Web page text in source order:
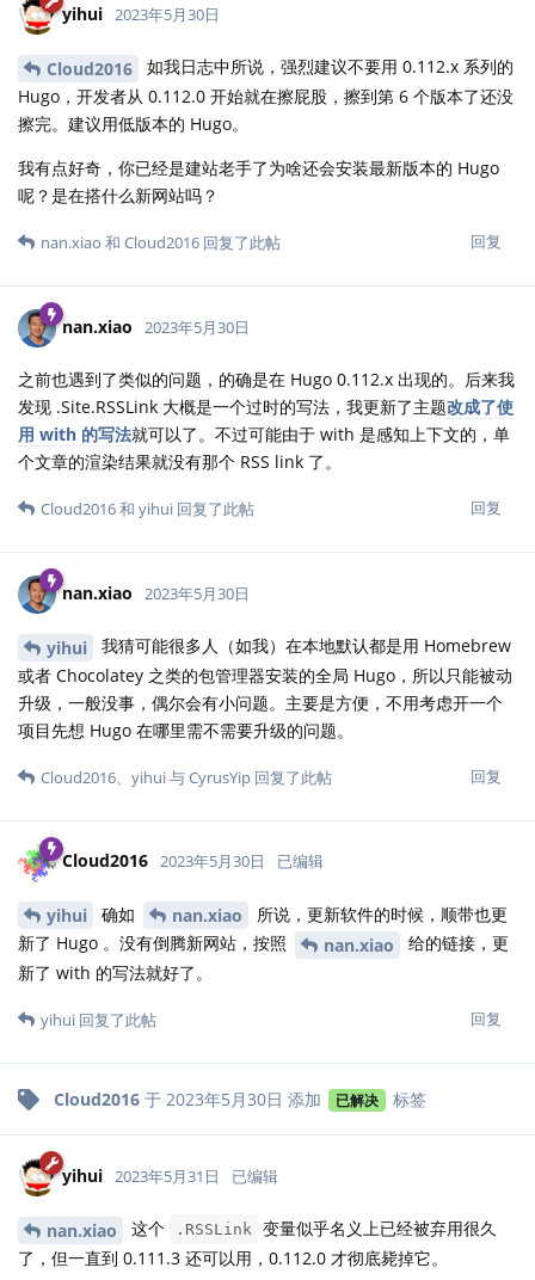
yihui 2023年5月30日
Cloud2016
如我日志中所说，强烈建议不要用 0.112.x 系列的
Hugo，开发者从 0.112.0 开始就在擦屁股，擦到第 6 个版本了还没
擦完。建议用低版本的 Hugo。
我有点好奇，你已经是建站老手了为啥还会安装最新版本的 Hugo
呢？是在搭什么新网站吗？
回复
nan.xiao 和 Cloud2016 回复了此帖
nan.xiao 2023年5月30日
之前也遇到了类似的问题，的确是在 Hugo 0.112.x 出现的。后来我
发现 .Site.RSSLink 大概是一个过时的写法，我更新了主题改成了使
用 with 的写法就可以了。不过可能由于 with 是感知上下文的，单
个文章的渲染结果就没有那个 RSS link 了。
回复
Cloud2016和 yihui 回复了此帖
nan.xiao 2023年5月30日
yihui
我猜可能很多人（如我）在本地默认都是用 Homebrew
或者 Chocolatey 之类的包管理器安装的全局 Hugo，所以只能被动
升级，一般没事，偶尔会有小问题。主要是方便，不用考虑开一个
项目先想 Hugo 在哪里需不需要升级的问题。
回复
Cloud2016 yihui与CyrusYip 回复了此帖
Cloud2016 2023年5月30日 已编辑
yihui 确如 nan.xiao
所说，更新软件的时候，顺带也更
新了 Hugo 。没有倒腾新网站，按照
nan.xiao
给的链接，更
新了 with 的写法就好了。
回复
yihui 回复了此帖
Cloud2016 于 2023年5月30日 添加 已解决 标签
yihui 2023年5月31日 已编辑
nan.xiao 这个 .RSSLink 变量似乎名义上已经被弃用很久
了，但一直到 0.111.3 还可以用，0.112.0 才彻底毙掉它。